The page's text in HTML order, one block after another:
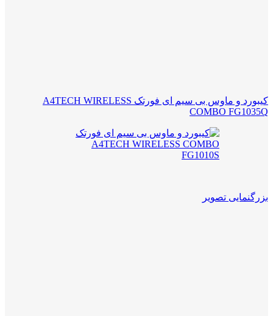
کیبورد و ماوس بی سیم ای فورتک A4TECH WIRELESS
COMBO FG1035Q
بزرگنمایی تصویر